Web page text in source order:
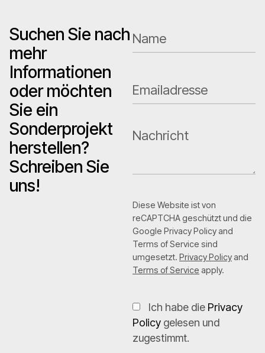
Suchen Sie nach
mehr
Informationen
oder möchten
Sie ein
Sonderprojekt
herstellen?
Schreiben Sie
uns!
Diese Website ist von
reCAPTCHA geschützt und die
Google Privacy Policy and
Terms of Service sind
umgesetzt. Privacy Policy and
Terms of Service apply.
Ich habe die Privacy
Policy gelesen und
zugestimmt.